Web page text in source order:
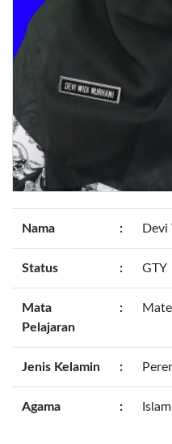
Nama : Devi
Status : GTY
Mata
Pelajaran
:
Jenis Kelamin :
Agama : Islam